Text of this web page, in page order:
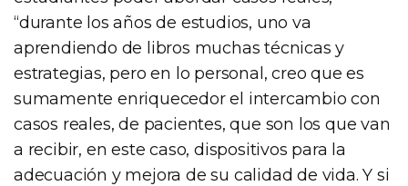
“durante los años de estudios, uno va
aprendiendo de libros muchas técnicas y
estrategias, pero en lo personal, creo que es
sumamente enriquecedor el intercambio con
casos reales, de pacientes, que son los que van
a recibir, en este caso, dispositivos para la
adecuación y mejora de su calidad de vida. Y si